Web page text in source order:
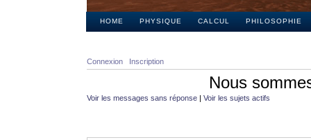
HOME PHYSIQUE CALCUL PHILOSOPHIE
Connexion Inscription
Nous
Voir les messages sans réponse | Voir les sujets actifs